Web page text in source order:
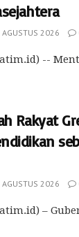
2026
--
Rakyat
2026
–